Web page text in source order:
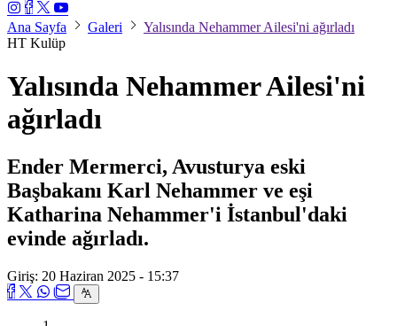
Ana Sayfa Galeri
Yalısında Nehammer Ailesi'ni ağırladı
HT Kulüp
Yalısında Nehammer Ailesi'ni
ağırladı
Ender Mermerci, Avusturya eski
Başbakanı Karl Nehammer ve eşi
Katharina Nehammer'i İstanbul'daki
evinde ağırladı.
Giriş: 20 Haziran 2025 - 15:37